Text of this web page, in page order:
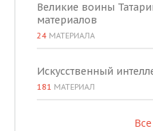
Великие воины
материалов
24 МАТЕРИАЛА
Искусственный
181 МАТЕРИАЛ